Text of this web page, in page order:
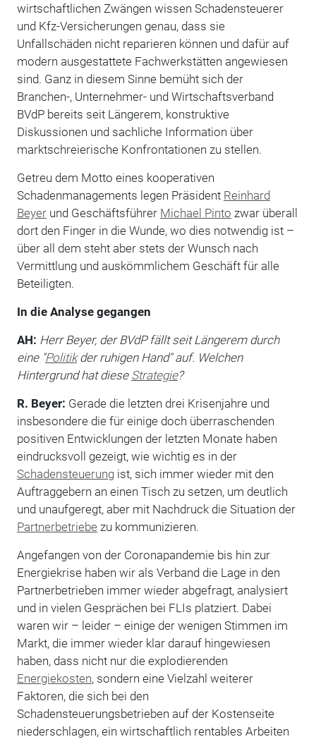
wirtschaftlichen Zwängen wissen Schadensteuerer
und Kfz-Versicherungen genau, dass sie
Unfallschäden nicht reparieren können und dafür auf
modern ausgestattete Fachwerkstätten angewiesen
sind. Ganz in diesem Sinne bemüht sich der
Branchen-, Unternehmer- und Wirtschaftsverband
BVdP bereits seit Längerem, konstruktive
Diskussionen und sachliche Information über
marktschreierische Konfrontationen zu stellen.
Getreu dem Motto eines kooperativen
Schadenmanagements legen Präsident Reinhard
Beyerund Geschäftsführer Michael Pinto zwar überall
dort den Finger in die Wunde, wo dies notwendig ist –
über all dem steht aber stets der Wunsch nach
Vermittlung und auskömmlichem Geschäft für alle
Beteiligten.
In die Analyse gegangen
AH: Herr Beyer, der BVdP fällt seit Längerem durch
eine "Politikder ruhigen Hand" auf. Welchen
Hintergrund hat diese Strategie?
R. Beyer: Gerade die letzten drei Krisenjahre und
insbesondere die für einige doch überraschenden
positiven Entwicklungen der letzten Monate haben
eindrucksvoll gezeigt, wie wichtig es in der
Schadensteuerungist, sich immer wieder mit den
Auftraggebern an einen Tisch zu setzen, um deutlich
und unaufgeregt, aber mit Nachdruck die Situation der
Partnerbetriebe zu kommunizieren.
Angefangen von der Coronapandemie bis hin zur
Energiekrise haben wir als Verband die Lage in den
Partnerbetrieben immer wieder abgefragt, analysiert
und in vielen Gesprächen bei FLIs platziert. Dabei
waren wir – leider – einige der wenigen Stimmen im
Markt, die immer wieder klar darauf hingewiesen
haben, dass nicht nur die explodierenden
Energiekosten, sondern eine Vielzahl weiterer
Faktoren, die sich bei den
Schadensteuerungsbetrieben auf der Kostenseite
niederschlagen, ein wirtschaftlich rentables Arbeiten